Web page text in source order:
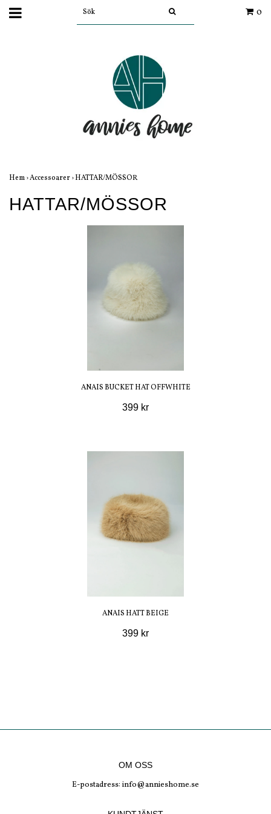
0
Hem›Accessoarer›HATTAR/MÖSSOR
HATTAR/MÖSSOR
ANAIS BUCKET HAT OFFWHITE
399 kr
ANAIS HATT BEIGE
399 kr
OM OSS
E-postadress: info@annieshome.se